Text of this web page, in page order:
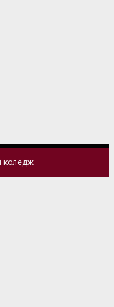
коледж